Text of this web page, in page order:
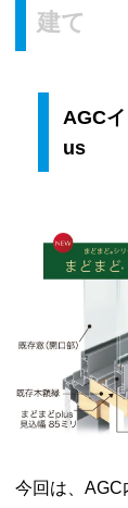
建て
AGC
us
今回は、AGC